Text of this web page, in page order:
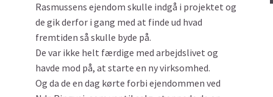
Rasmussens ejendom skulle indgå i projektet og
de gik derfor i gang med at finde ud hvad
fremtiden så skulle byde på.
De var ikke helt færdige med arbejdslivet og
havde mod på, at starte en ny virksomhed.
Og da de en dag kørte forbi ejendommen ved